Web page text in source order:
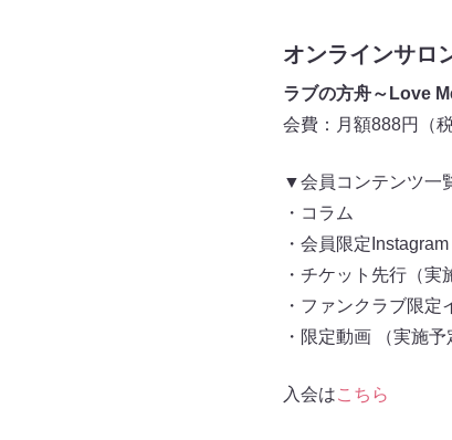
オンラインサロ
ラブの方舟～Love
会費：月額888円（税
▼会員コンテンツ一
・コラム
・会員限定Instagram
・チケット先行（実
・ファンクラブ限定
・限定動画 （実施予
入会はこちら